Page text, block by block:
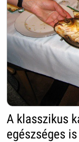
A klasszikus
egészséges